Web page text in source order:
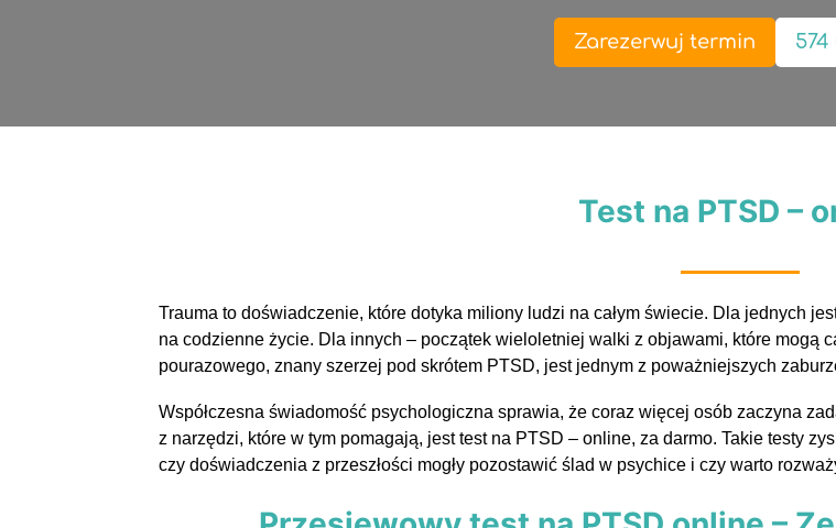
Zarezerwuj termin 574
Test na PTSD –
Trauma to doświadczenie, które dotyka miliony ludzi na całym świecie. Dla jednych
na codzienne życie. Dla innych – początek wieloletniej walki z objawami, które mogą
pourazowego, znany szerzej pod skrótem PTSD, jest jednym z poważniejszych
Współczesna świadomość psychologiczna sprawia, że coraz więcej osób zaczyna
z narzędzi, które w tym pomagają, jest test na PTSD – online, za darmo. Takie testy
czy doświadczenia z przeszłości mogły pozostawić ślad w psychice i czy warto